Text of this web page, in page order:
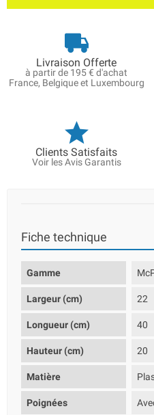
Livraison Offerte
à partir de 195 € d'achat
France, Belgique et Luxembourg
Clients Satisfaits
Voir les Avis Garantis
Fiche technique
Gamme
Largeur (cm) 22
Longueur (cm) 40
Hauteur (cm) 20
Matière
Poignées